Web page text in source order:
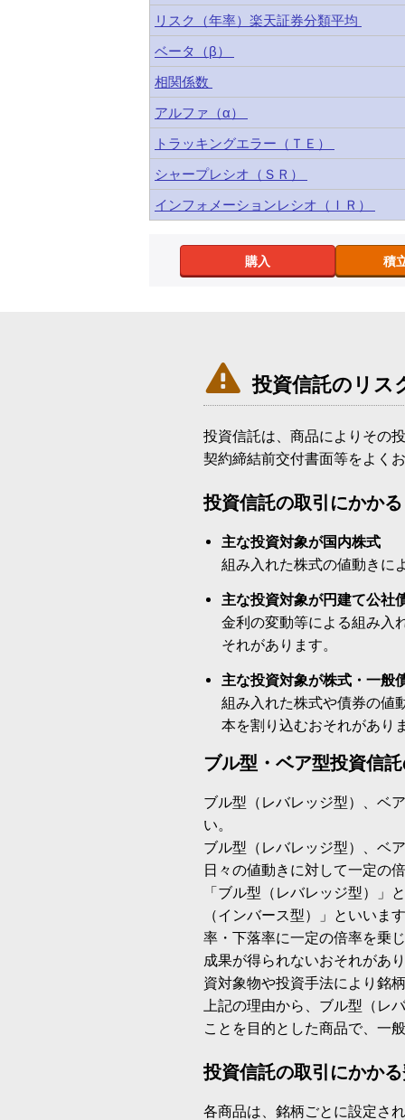
リスク（年率）楽天証券分類平均
ベータ（β）
相関係数
アルファ（α）
トラッキングエラー（ＴＥ）
シャープレシオ（ＳＲ）
インフォメーションレシオ（ＩＲ）
購入 積
 投資信託のリス
投資信託は、商品によりその
契約締結前交付書面等をよく
投資信託の取引にかか
主な投資対象が国内株式
組み入れた株式の値動きに
主な投資対象が円建て公社
金利の変動等による組み入
それがあります。
主な投資対象が株式・一般
組み入れた株式や債券の値
本を割り込むおそれがあり
ブル型・ベア型投資信
ブル型（レバレッジ型）、ベ
い。
ブル型（レバレッジ型）、ベ
日々の値動きに対して一定の
「ブル型（レバレッジ型）」
（インバース型）」といいま
率・下落率に一定の倍率を乗
成果が得られないおそれがあ
資対象物や投資手法により銘
上記の理由から、ブル型（レ
ことを目的とした商品で、一
投資信託の取引にかか
各商品は、銘柄ごとに設定さ